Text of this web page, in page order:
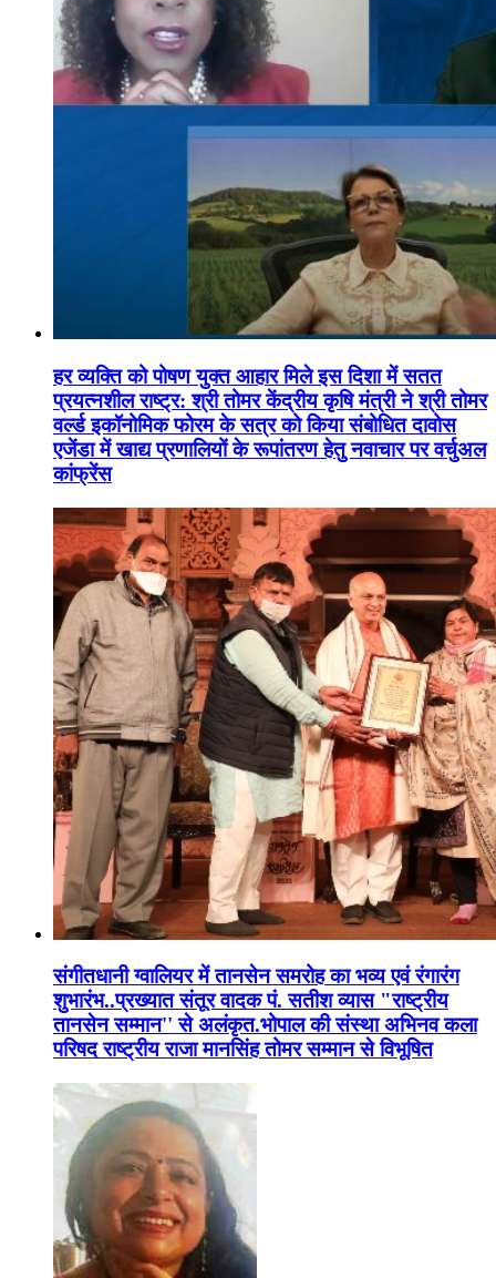
हर व्यक्ति को पोषण युक्त आहार मिले इस दिशा में सतत
प्रयत्नशील राष्ट्र: श्री तोमर केंद्रीय कृषि मंत्री ने श्री तोमर
वर्ल्ड इकॉनोमिक फोरम के सत्र को किया संबोधित दावोस
एजेंडा में खाद्य प्रणालियों के रूपांतरण हेतु नवाचार पर वर्चुअल
कांफ्रेंस
संगीतधानी ग्वालियर में तानसेन समरोह का भव्य एवं रंगारंग
शुभारंभ..प्रख्यात संतूर वादक पं. सतीश व्यास "राष्ट्रीय
तानसेन सम्मान'' से अलंकृत.भोपाल की संस्था अभिनव कला
परिषद राष्ट्रीय राजा मानसिंह तोमर सम्मान से विभूषित